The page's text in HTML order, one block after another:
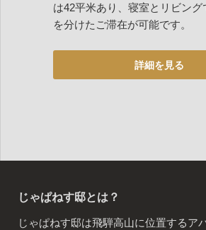
は42平米あり、寝室とリビング
を分けたご滞在が可能です。
じゃぱねす邸とは？
じゃぱねす邸は飛騨高山に位置するア